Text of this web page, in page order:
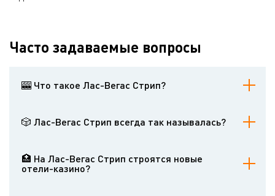
Часто задаваемые вопросы
🎰 Что такое Лас-Вегас Стрип?
которой собраны многочисленные казино. В их числе самые
знаменитые и востребованные игорные заведения мира.
🎲 Лас-Вегас Стрип всегда так называлась?
разные варианты: 5th Street, Arrowhead Highway, Los Angeles
Highway, Salt Lake Highway, US 91, US 93, US 466 и State Route 6.
🏥 На Лас-Вегас Стрип строятся новые
отели-казино?